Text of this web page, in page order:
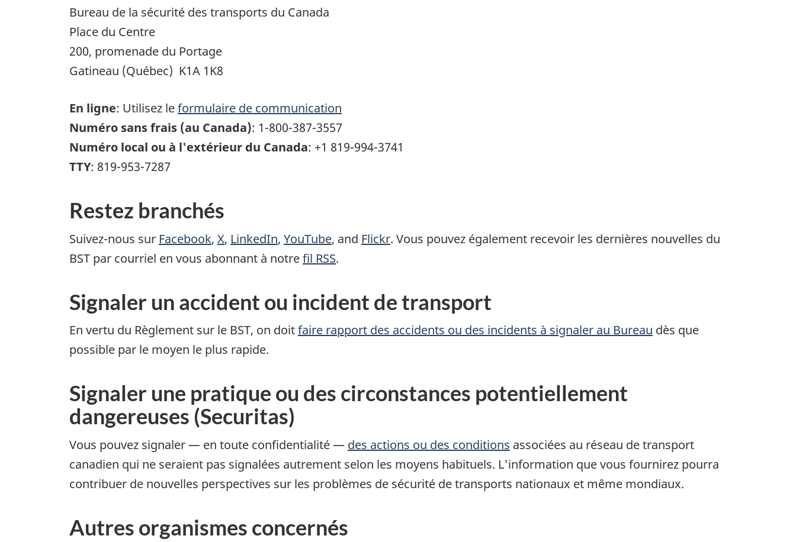
Bureau de la sécurité des transports du Canada
Place du Centre
200, promenade du Portage
Gatineau (Québec) K1A 1K8
En ligne: Utilisez leformulaire de communication
Numéro sans frais (au Canada): 1-800-387-3557
Numéro local ou à l'extérieur du Canada: +1 819-994-3741
TTY: 819-953-7287
Restez branchés
Suivez-nous sur Facebook, X, LinkedIn, YouTube, and Flickr. Vous pouvez également recevoir les dernières nouvelles du
BST par courriel en vous abonnant à notrefil RSS.
Signaler un accident ou incident de transport
En vertu du Règlement sur le BST, on doitfaire rapport des accidents ou des incidents à signaler au Bureau dès que
possible par le moyen le plus rapide.
Signaler une pratique ou des circonstances potentiellement
dangereuses (Securitas)
Vous pouvez signaler — en toute confidentialité — des actions ou des conditions associées au réseau de transport
canadien qui ne seraient pas signalées autrement selon les moyens habituels. L'information que vous fournirez pourra
contribuer de nouvelles perspectives sur les problèmes de sécurité de transports nationaux et même mondiaux.
Autres organismes concernés